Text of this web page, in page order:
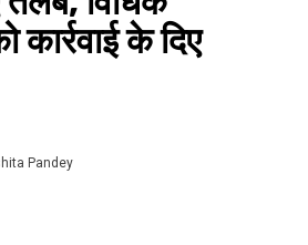
कार्रवाई के दिए
Pandey